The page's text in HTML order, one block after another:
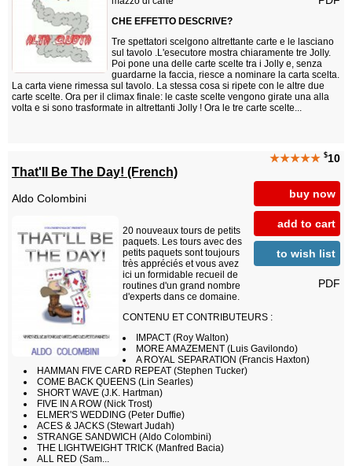
CHE EFFETTO DESCRIVE?
Tre spettatori scelgono altrettante carte e le lasciano
sul tavolo .L'esecutore mostra chiaramente tre Jolly.
Poi pone una delle carte scelte tra i Jolly e, senza
guardarne la faccia, riesce a nominare la carta scelta.
La carta viene rimessa sul tavolo. La stessa cosa si ripete con le altre due
carte scelte. Ora per il climax finale: le caste scelte vengono girate una alla
volta e si sono trasformate in altrettanti Jolly ! Ora le tre carte scelte...
★★★★★ $10
buy now
add to cart
to wish list
PDF
That'll Be The Day! (French)
Aldo Colombini
20 nouveaux tours de petits
paquets. Les tours avec des
petits paquets sont toujours
très appréciés et vous avez
ici un formidable recueil de
routines d'un grand nombre
d'experts dans ce domaine.
CONTENU ET CONTRIBUTEURS :
IMPACT (Roy Walton)
MORE AMAZEMENT (Luis Gavilondo)
A ROYAL SEPARATION (Francis Haxton)
HAMMAN FIVE CARD REPEAT (Stephen Tucker)
COME BACK QUEENS (Lin Searles)
SHORT WAVE (J.K. Hartman)
FIVE IN A ROW (Nick Trost)
ELMER'S WEDDING (Peter Duffie)
ACES & JACKS (Stewart Judah)
STRANGE SANDWICH (Aldo Colombini)
THE LIGHTWEIGHT TRICK (Manfred Bacia)
ALL RED (Sam...